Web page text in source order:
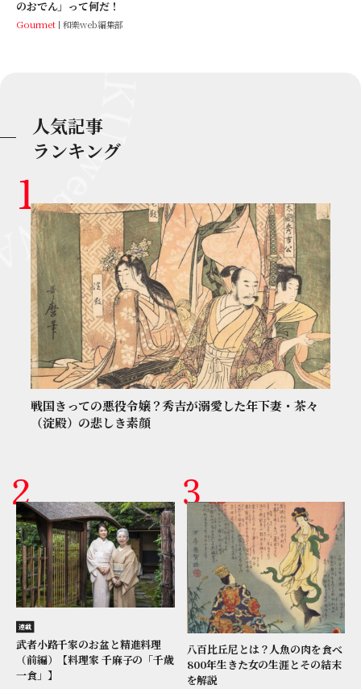
のおでん」って何だ！
Gourmet 和樂web編集部
人気記事
ランキング
戦国きっての悪役令嬢？秀吉が溺愛した年下妻・茶々
（淀殿）の悲しき素顔
連載
武者小路千家のお盆と精進料理
（前編）【料理家 千麻子の「千歳
一食」】
八百比丘尼とは？人魚の肉を食べ
800年生きた女の生涯とその結末
を解説